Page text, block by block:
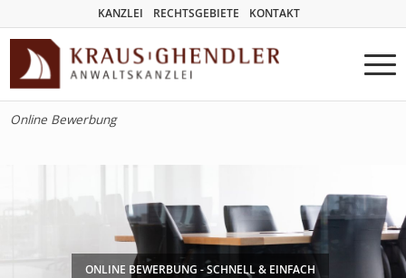
KANZLEI RECHTSGEBIETE KONTAKT
Online Bewerbung
ONLINE BEWERBUNG - SCHNELL & EINFACH